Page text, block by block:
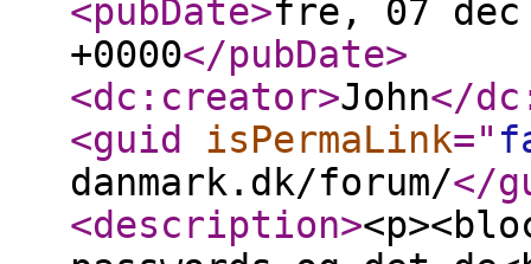
<pubDate>fre, 07 dec
+0000</pubDate>
<dc:creator>John</
<guid
isPermaLink="
danmark.dk/forum/</
<description>